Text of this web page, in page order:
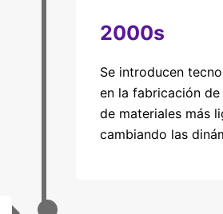
2000s
Se introducen
en la fabricación
de materiales más
cambiando las